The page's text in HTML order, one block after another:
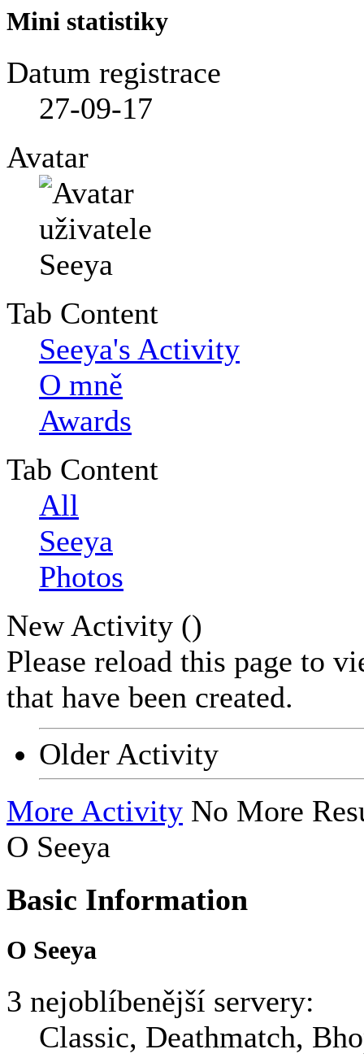
Mini statistiky
Datum registrace
27-09-17
Avatar
Tab Content
Seeya's Activity
O mně
Awards
Tab Content
All
Seeya
Photos
New Activity ()
Please reload this page to
that have been created.
Older Activity
More Activity No More
O Seeya
Basic Information
O Seeya
3 nejoblíbenější servery:
Classic, Deathmatch,